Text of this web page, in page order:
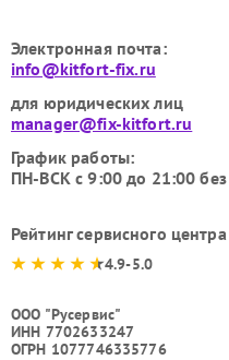
Электронная почта:
info@kitfort-fix.ru
для юридических лиц
manager@fix-kitfort.ru
График работы:
ПН-ВСК с 9:00 до 21:00
Рейтинг сервисного центра
4.9-5.0
ООО "Русервис"
ИНН 7702633247
ОГРН 1077746335776